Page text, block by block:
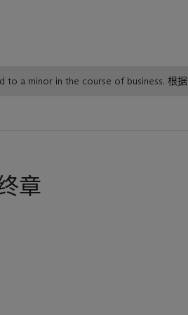
a minor in the course of business. 根
章